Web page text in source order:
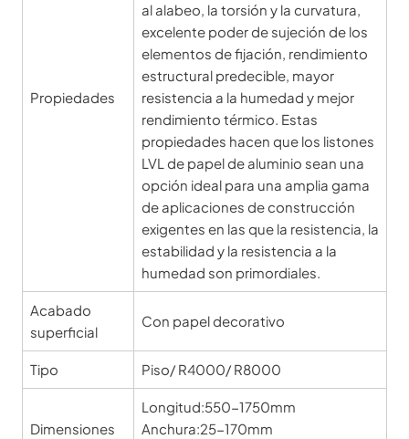
Propiedades
al alabeo, la torsión y la curvatura,
excelente poder de sujeción de los
elementos de fijación, rendimiento
estructural predecible, mayor
resistencia a la humedad y mejor
rendimiento térmico. Estas
propiedades hacen que los listones
LVL de papel de aluminio sean una
opción ideal para una amplia gama
de aplicaciones de construcción
exigentes en las que la resistencia, la
estabilidad y la resistencia a la
humedad son primordiales.
Acabado
superficial
Con papel decorativo
Tipo Piso/ R4000/ R8000
Dimensiones
Longitud:550-1750mm
Anchura:25-170mm